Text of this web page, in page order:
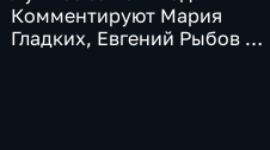
Комментируют Мария
Гладких, Евгений Рыбов и